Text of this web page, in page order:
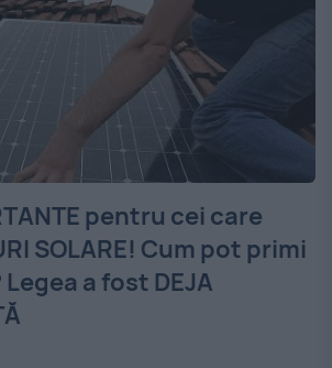
pentru cei care
SOLARE! Cum pot primi
a fost DEJA